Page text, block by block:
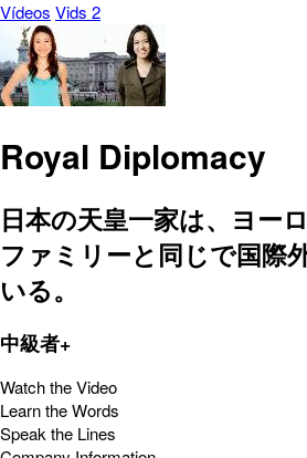
Vídeos Vids 2
Royal Diplomacy
日本の天皇一家は、ヨー
ファミリーと同じで国際
いる。
中級者+
Watch the Video
Learn the Words
Speak the Lines